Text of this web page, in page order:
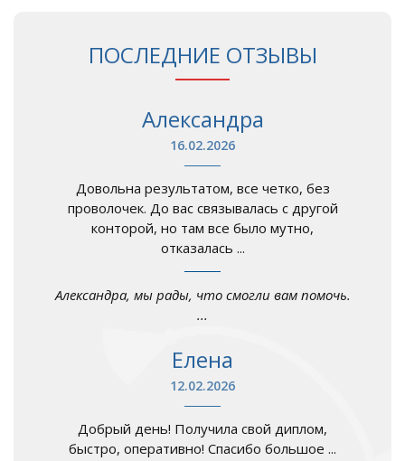
ПОСЛЕДНИЕ ОТЗЫВЫ
Александра
16.02.2026
Довольна результатом, все четко, без
проволочек. До вас связывалась с другой
конторой, но там все было мутно,
отказалась ...
Александра, мы рады, что смогли вам помочь.
...
Елена
12.02.2026
Добрый день! Получила свой диплом,
быстро, оперативно! Спасибо большое ...